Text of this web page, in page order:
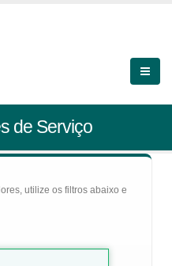
de Serviço
utilize os filtros abaixo e